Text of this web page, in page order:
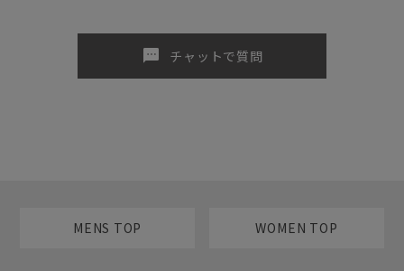
sms チャットで質問
MENS TOP WOMEN TOP